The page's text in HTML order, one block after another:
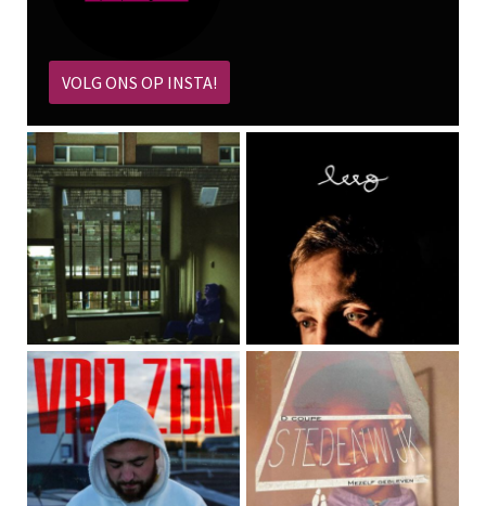
VOLG ONS OP INSTA!